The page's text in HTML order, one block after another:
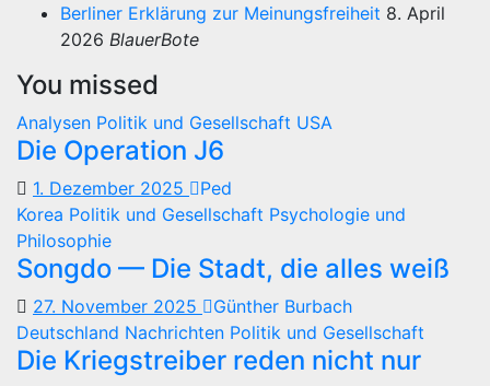
Berliner Erklärung zur Meinungsfreiheit 8. April
2026 BlauerBote
You missed
Analysen Politik und Gesellschaft USA
Die Operation J6
1. Dezember 2025
Ped
Korea Politik und Gesellschaft Psychologie und
Philosophie
Songdo — Die Stadt, die alles weiß
27. November 2025
Günther Burbach
Deutschland Nachrichten Politik und Gesellschaft
Die Kriegstreiber reden nicht nur